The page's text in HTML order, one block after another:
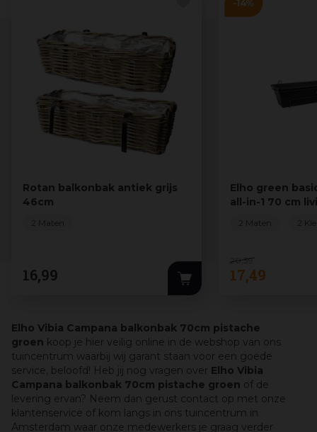
Rotan balkonbak antiek grijs
46cm
16,99
2 Maten
Elho green
all-in-1 70 cm
20 ,39
17,49
2 Maten 2
Elho Vibia Campana balkonbak 70cm pistache
groen koop je hier veilig online in de webshop van ons
tuincentrum waarbij wij garant staan voor een goede
service, beloofd! Heb jij nog vragen over Elho Vibia
Campana balkonbak 70cm pistache groen of de
levering ervan? Neem dan gerust contact op met onze
klantenservice of kom langs in ons tuincentrum in
Amsterdam waar onze medewerkers je graag verder